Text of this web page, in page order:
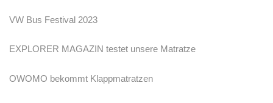
VW Bus Festival 2023
EXPLORER MAGAZIN testet unsere Matratze
OWOMO bekommt Klappmatratzen